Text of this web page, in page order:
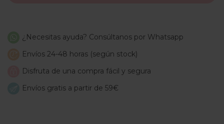
¿Necesitas ayuda? Consúltanos por Whatsapp
Envíos 24-48 horas (según stock)
Disfruta de una compra fácil y segura
Envíos gratis a partir de 59€